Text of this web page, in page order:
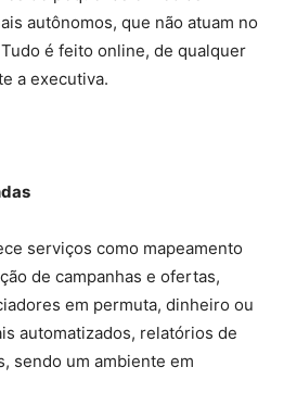
autônomos, que não atuam no
é feito online, de qualquer
a executiva.
serviços como mapeamento
de campanhas e ofertas,
em permuta, dinheiro ou
automatizados, relatórios de
sendo um ambiente em